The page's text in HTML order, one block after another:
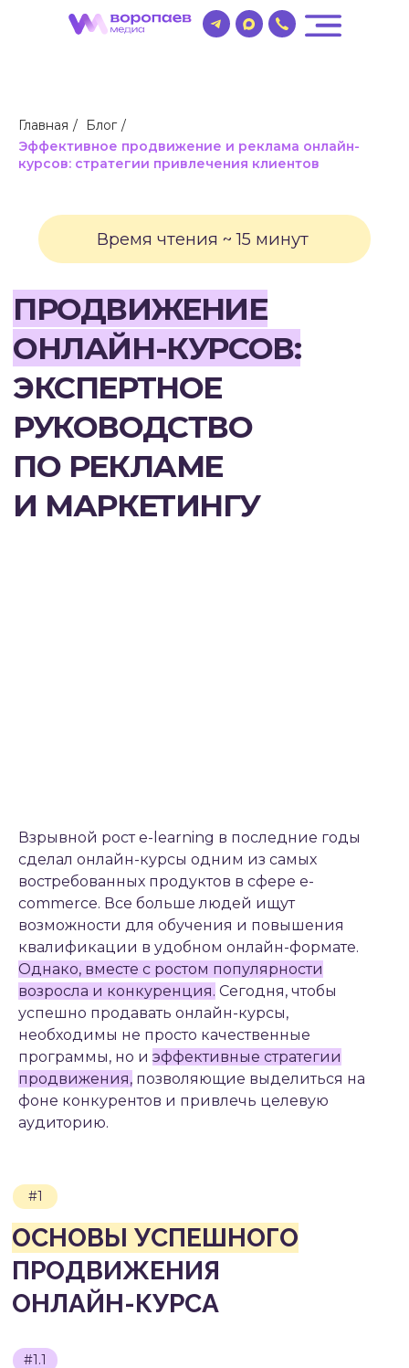
Главная / Блог /
Эффективное продвижение и реклама онлайн-
курсов: стратегии привлечения клиентов
Время чтения ~ 15 минут
ПРОДВИЖЕНИЕ
ОНЛАЙН-КУРСОВ:
РУКОВОДСТВО
ПО РЕКЛАМЕ
И МАРКЕТИНГУ
Взрывной рост e-learning в последние годы
сделал онлайн-курсы одним из самых
востребованных продуктов в сфере e-
commerce. Все больше людей ищут
возможности для обучения и повышения
квалификации в удобном онлайн-формате.
Однако, вместе с ростом популярности
возросла и конкуренция. Сегодня, чтобы
успешно продавать онлайн-курсы,
необходимы не просто качественные
программы, но и эффективные стратегии
продвижения, позволяющие выделиться на
фоне конкурентов и привлечь целевую
аудиторию.
ОСНОВЫ УСПЕШНОГО
ПРОДВИЖЕНИЯ
ОНЛАЙН-КУРСА
#1
ПОНИМАНИЕЦЕЛЕВОЙ
АУДИТОРИИ
#1.1